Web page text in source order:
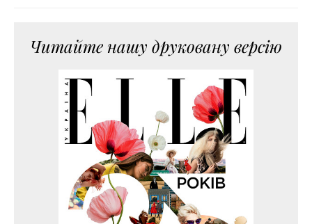
Читайте нашу друковану версію